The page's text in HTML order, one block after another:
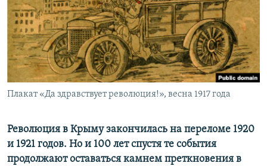
ПОБЕДИТЕЛЕЙ НЕ СУДЯТ?
КРЫМ.НЕПОКОРЕННЫЙ
ELIFBE
УКРАИНСКАЯ ПРОБЛЕМА КРЫМА
ПРИСОЕДИНЯЙТЕСЬ!
Все сайты RFE/RL
Плакат «Да здравствует революция!», весна 1917 года
Революция в Крыму закончилась на переломе 1920
и 1921 годов. Но и 100 лет спустя те события
продолжают оставаться камнем преткновения в